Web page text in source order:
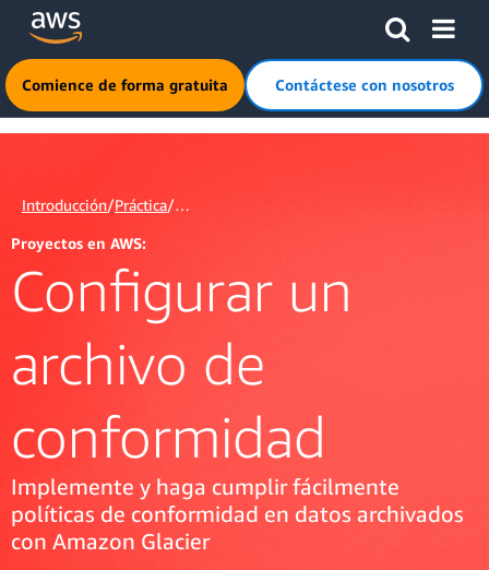
Saltar al contenido principal
Haga clic aquí para volver a la página de inicio de Amazon
Comience de forma gratuita Contáctese con nosotros
Introducción/Práctica/…
Proyectos en AWS:
Configurar un
archivo de
conformidad
Implemente y haga cumplir fácilmente
políticas de conformidad en datos archivados
con Amazon Glacier